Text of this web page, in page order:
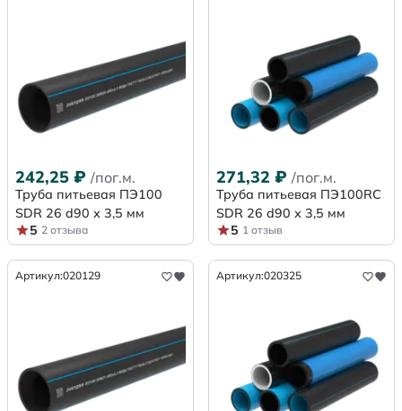
242,25 ₽ /пог.м.
Труба питьевая ПЭ100
SDR 26 d90 х 3,5 мм
5 2 отзыва
271,32 ₽ /пог.м.
Труба питьевая ПЭ100RC
SDR 26 d90 х 3,5 мм
5 1 отзыв
Артикул:020129 Артикул:020325